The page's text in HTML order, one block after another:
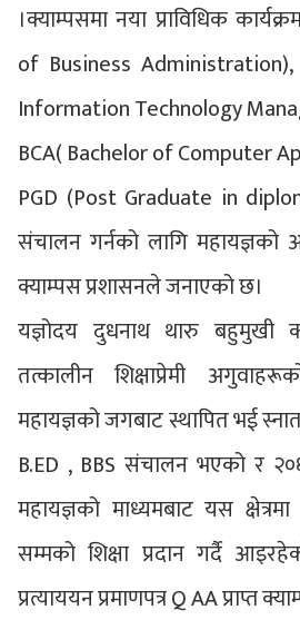
।क्याम्पसमा नया प्राविधिक
of Business
Information Technology
BCA( Bachelor of Computer
PGD (Post Graduate in
संचालन गर्नको लागि महायज्ञको
क्याम्पस प्रशासनले जनाएको छ।
यज्ञोदय दुधनाथ थारु बहुमुखी
तत्कालीन शिक्षाप्रेमी
महायज्ञको जगबाट स्थापित भई
B.ED , BBS संचालन भएको र
महायज्ञको माध्यमबाट यस
सम्मको शिक्षा प्रदान गर्दै
प्रत्याययन प्रमाणपत्र Q AA प्राप्त